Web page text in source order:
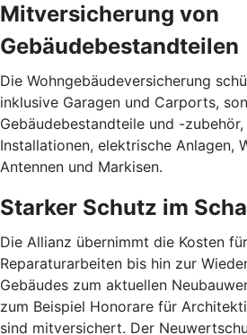
Mitversicherung von
Gebäudebestandteilen
Die Wohngebäudeversicherung
inklusive Garagen und Carports,
Gebäudebestandteile und -
Installationen, elektrische Anlagen,
Antennen und Markisen.
Starker Schutz im
Die Allianz übernimmt die Kosten
Reparaturarbeiten bis hin zur
Gebäudes zum aktuellen
zum Beispiel Honorare für
sind mitversichert. Der